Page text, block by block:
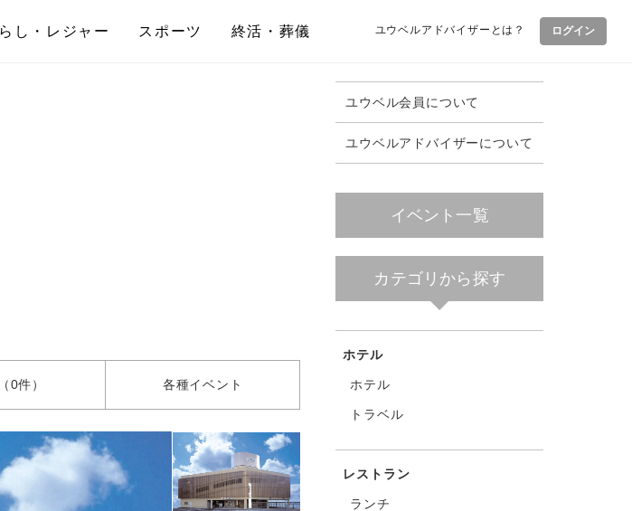
し・レジャー スポーツ 終活・葬儀 ユウベルアドバイザーとは？ ログイン
（0件） 各種イベント
ユウベル会員について
ユウベルアドバイザーについて
イベント一覧
カテゴリから探す
ホテル
ホテル
トラベル
レストラン
ランチ